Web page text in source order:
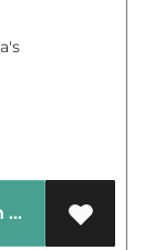
Voeg toe aan mijn winkelwagen